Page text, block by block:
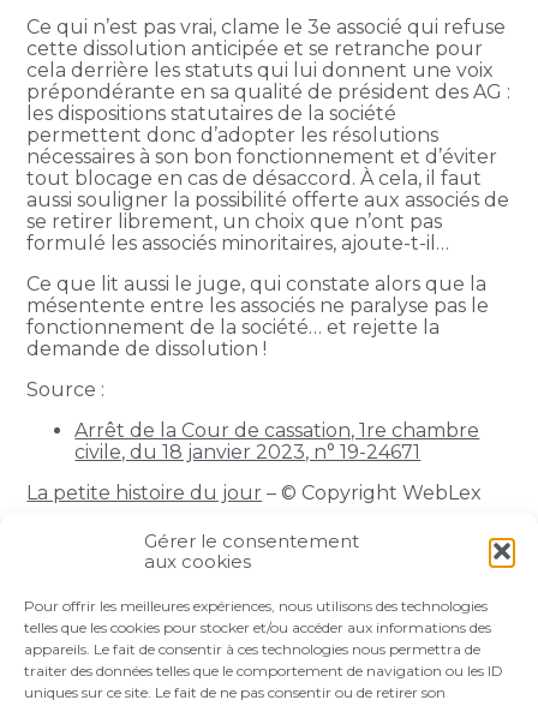
Gérer le consentement
aux cookies
Pour offrir les meilleures expériences, nous utilisons des technologies
telles que les cookies pour stocker et/ou accéder aux informations des
appareils. Le fait de consentir à ces technologies nous permettra de
traiter des données telles que le comportement de navigation ou les ID
uniques sur ce site. Le fait de ne pas consentir ou de retirer son
Ce qui n’est pas vrai, clame le 3e associé qui refuse
cette dissolution anticipée et se retranche pour
cela derrière les statuts qui lui donnent une voix
prépondérante en sa qualité de président des AG :
les dispositions statutaires de la société
permettent donc d’adopter les résolutions
nécessaires à son bon fonctionnement et d’éviter
tout blocage en cas de désaccord. À cela, il faut
aussi souligner la possibilité offerte aux associés de
se retirer librement, un choix que n’ont pas
formulé les associés minoritaires, ajoute-t-il…
Ce que lit aussi le juge, qui constate alors que la
mésentente entre les associés ne paralyse pas le
fonctionnement de la société… et rejette la
demande de dissolution !
Source :
Arrêt de la Cour de cassation, 1re chambre
civile, du 18 janvier 2023, n° 19-24671
La petite histoire du jour – © Copyright WebLex
FaceBook
TwitterLinkedIn